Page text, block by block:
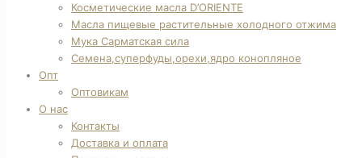
Косметические масла D’ORIENTE
Масла пищевые растительные холодного отжима
Мука Сарматская сила
Семена,суперфуды,орехи,ядро конопляное
Опт
Оптовикам
О нас
Контакты
Доставка и оплата